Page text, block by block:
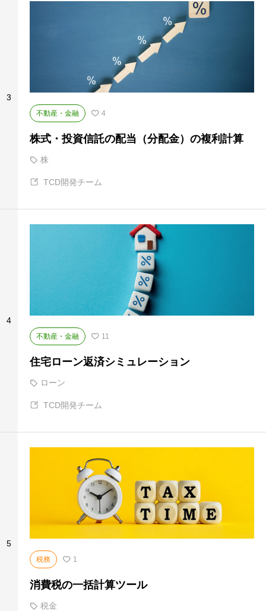
3
不動産・金融 4
株式・投資信託の配当（分配金）の複利計算
株
TCD開発チーム
4
不動産・金融 11
住宅ローン返済シミュレーション
ローン
TCD開発チーム
5
税務 1
消費税の一括計算ツール
税金